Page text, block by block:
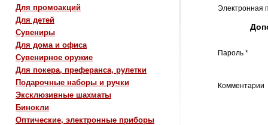
Для промоакций
Для детей
Сувениры
Для дома и офиса
Сувенирное оружие
Для покера, преферанса, рулетки
Подарочные наборы и ручки
Эксклюзивные шахматы
Бинокли
Оптические, электронные приборы
Электронная
Пароль *
Комментарии